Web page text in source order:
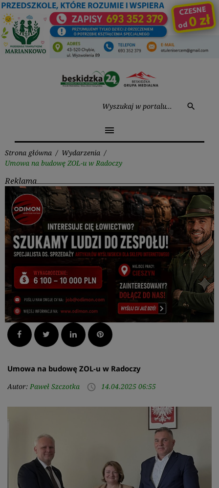
Przejdź
do
treści
search
menu
Strona główna / Wydarzenia /
Umowa na budowę ZOL-u w Radoczy
Reklama
Facebook Twitter LinkedInPinterest
Umowa na budowę ZOL-u w Radoczy
Autor: Paweł Szczotka access_time 14.04.2025 06:55